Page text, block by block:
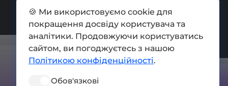
Мапа сайту
Press kit
Умови використання
🍪 Ми використовуємо cookie для
покращення досвіду користувача та
аналітики. Продовжуючи користуватись
сайтом, ви погоджуєтесь з нашою
Політикою конфіденційності.
Обов'язкові